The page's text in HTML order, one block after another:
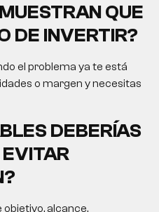
QUE
DE INVERTIR?
el problema ya te está
o margen y necesitas
DEBERÍAS
alcance,